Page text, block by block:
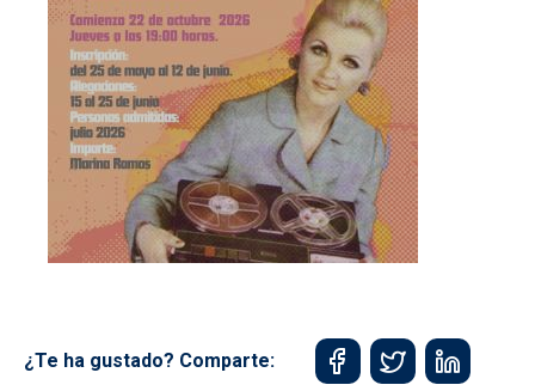
¿Te ha gustado? Comparte: